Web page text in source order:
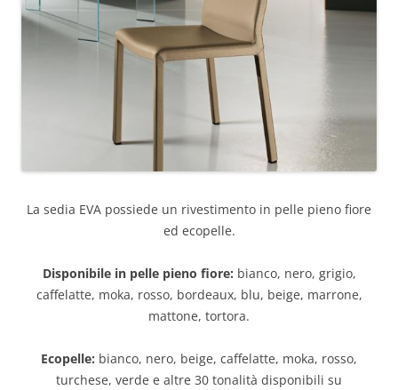
La sedia EVA possiede un rivestimento in pelle pieno fiore
ed ecopelle.
Disponibile in pelle pieno fiore: bianco, nero, grigio,
caffelatte, moka, rosso, bordeaux, blu, beige, marrone,
mattone, tortora.
Ecopelle: bianco, nero, beige, caffelatte, moka, rosso,
turchese, verde e altre 30 tonalità disponibili su